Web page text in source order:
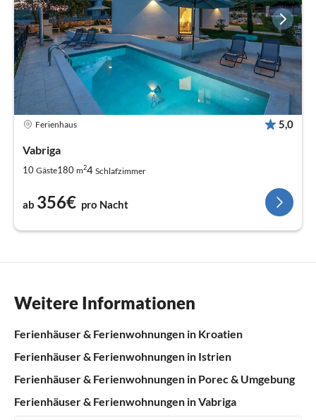
Ferienhaus 5,0
Vabriga
10 Gäste180 m24 Schlafzimmer
ab 356€ pro Nacht
Weitere Informationen
Ferienhäuser & Ferienwohnungen in Kroatien
Ferienhäuser & Ferienwohnungen in Istrien
Ferienhäuser & Ferienwohnungen in Porec & Umgebung
Ferienhäuser & Ferienwohnungen in Vabriga